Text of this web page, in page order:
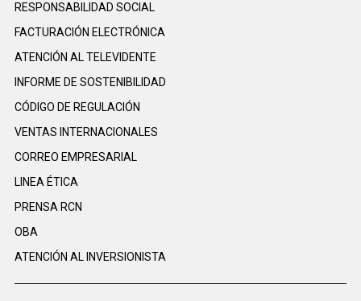
RESPONSABILIDAD SOCIAL
FACTURACIÓN ELECTRÓNICA
ATENCIÓN AL TELEVIDENTE
INFORME DE SOSTENIBILIDAD
CÓDIGO DE REGULACIÓN
VENTAS INTERNACIONALES
CORREO EMPRESARIAL
LINEA ÉTICA
PRENSA RCN
OBA
ATENCIÓN AL INVERSIONISTA